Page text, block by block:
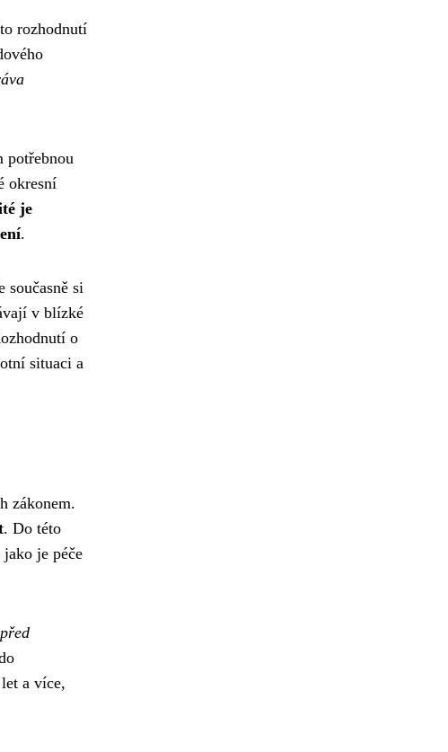
rozhodnutí
potřebnou
okresní
je
.
současně si
v blízké
o
situaci a
zákonem.
. Do této
je péče
a více,